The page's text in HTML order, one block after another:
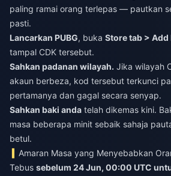
paling ramai orang terlepas — pautkan
pasti.
Lancarkan PUBG, buka Store tab >
tampal CDK tersebut.
Sahkan padanan wilayah. Jika wilayah
akaun berbeza, kod tersebut terkunci
pertamanya dan gagal secara senyap.
Sahkan baki anda telah dikemas kini.
masa beberapa minit sebaik sahaja
betul.
Amaran Masa yang Menyebabkan
Tebus sebelum 24 Jun, 00:00 UTC